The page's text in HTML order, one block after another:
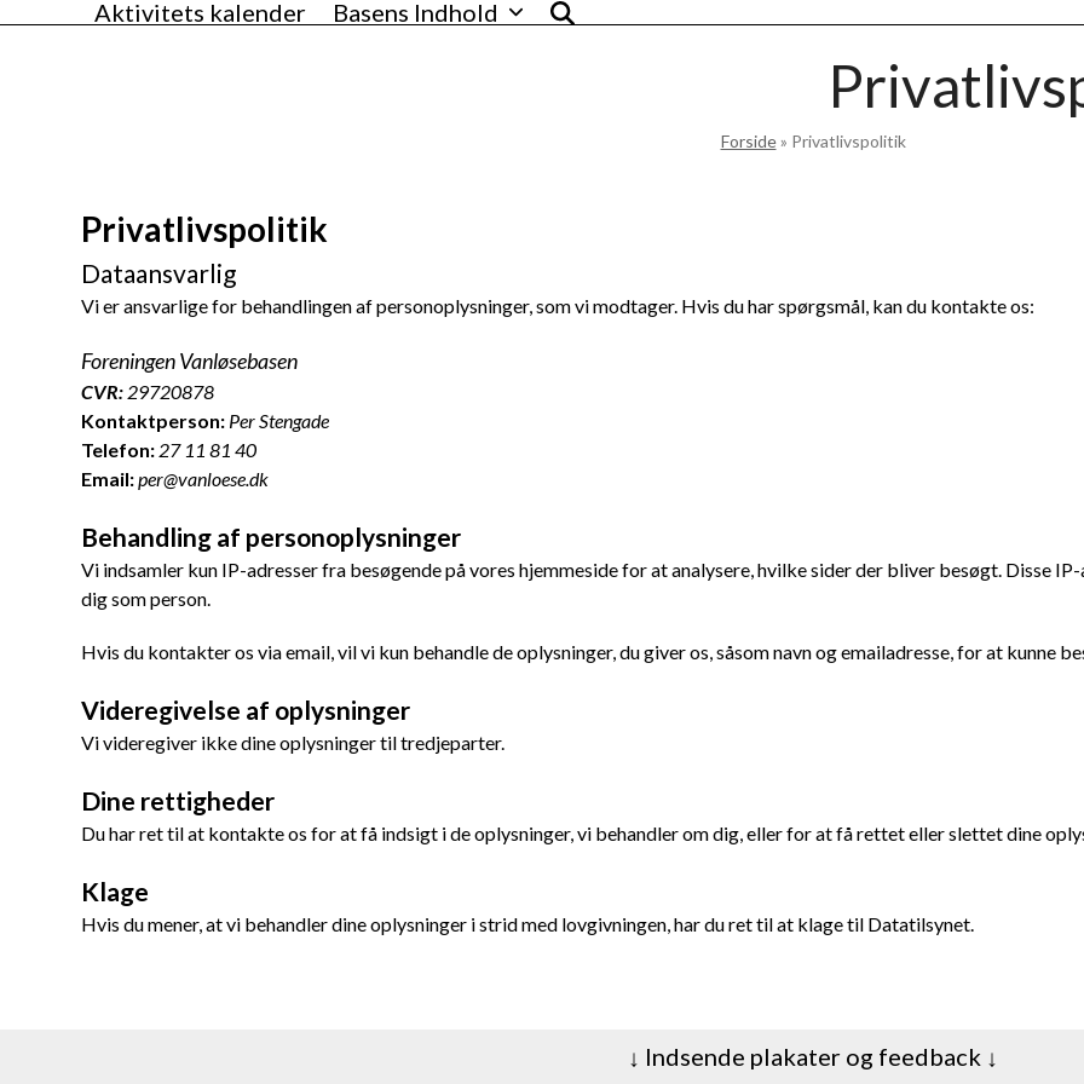
Aktivitets kalender Basens Indhold
Forside» Privatlivspolitik
Privatlivspolitik
Dataansvarlig
Vi er ansvarlige for behandlingen af personoplysninger, som vi modtager. Hvis du har spørgsmål, kan du kontakte os:
Foreningen Vanløsebasen
CVR: 29720878
Kontaktperson: Per Stengade
Telefon: 27 11 81 40
Email:per@vanloese.dk
Behandling af personoplysninger
Vi indsamler kun IP-adresser fra besøgende på vores hjemmeside for at analysere, hvilke sider der bliver besøgt. Disse
dig som person.
Hvis du kontakter os via email, vil vi kun behandle de oplysninger, du giver os, såsom navn og emailadresse, for at kunne
Videregivelse af oplysninger
Vi videregiver ikke dine oplysninger til tredjeparter.
Dine rettigheder
Du har ret til at kontakte os for at få indsigt i de oplysninger, vi behandler om dig, eller for at få rettet eller slettet dine
Klage
Hvis du mener, at vi behandler dine oplysninger i strid med lovgivningen, har du ret til at klage til Datatilsynet.
↓ Indsende plakater og feedback ↓